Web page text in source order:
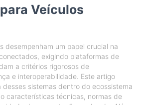
Veículos
desempenham um papel crucial na
exigindo plataformas de
a critérios rigorosos de
e interoperabilidade. Este artigo
desses sistemas dentro do ecossistema
características técnicas, normas de